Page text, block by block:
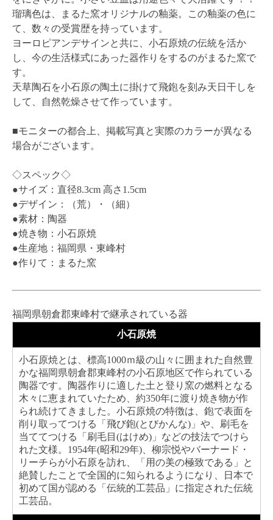
瑠璃色は、まるた窯オリジナルの釉薬。この釉薬の色に
て、数々の受賞歴を持っています。
ヨーロピアンデサインと共に、小石原焼の伝統を活か
し、今の生活様式にあった器作りをするのがまるた窯で
す。
天草陶石を小石原の陶土に掛けて飛鉋を刻み天日干しを
して、自然乾燥させて作っています。
■モニターの都合上、掲載写真と実際のカラーが異なる
場合がございます。
◇スペック◇
●サイズ：直径8.3cm 高さ1.5cm
●デザイン：（荒）・（細）
●素材：陶器
●焼き物：小石原焼
●生産地：福岡県・東峰村
●作りて：まるた窯
福岡県朝倉郡東峰村で継承されている器
小石原焼
小石原焼とは、標高1000ｍ級の山々に囲まれた自然豊
かな福岡県朝倉郡東峰村の小石原地区で作られている
陶器です。陶器作りに適した土と登り窯の燃料となる
木々に恵まれていたため、約350年に渡り焼き物が作
られ続けてきました。小石原焼の特徴は、鉋で表面を
削り取ってつける「飛び鉋(とびかんな)」や、刷毛を
当ててつける「刷毛目(はけめ)」などの技法でつけら
れた文様。1954年(昭和29年)、柳宗悦やバーナード・
リーチらが小石原を訪れ、「用の美の極致である」と
絶賛したことで全国的に知られるようになり、日本で
初めて国が認める「伝統的工芸品」に指定された伝統
工芸品。